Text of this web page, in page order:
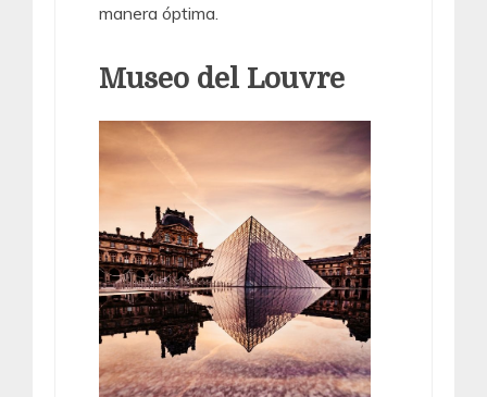
manera óptima.
Museo del Louvre